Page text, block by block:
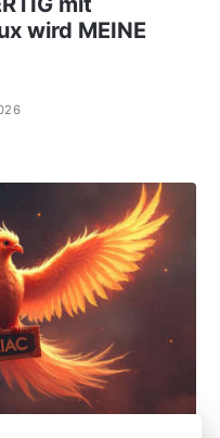
wird MEINE